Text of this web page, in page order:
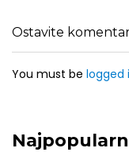
Ostavite
You must be logged